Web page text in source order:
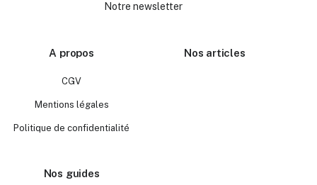
Notre newsletter
A propos
CGV
Mentions légales
Politique de confidentialité
Nos articles
Nos guides